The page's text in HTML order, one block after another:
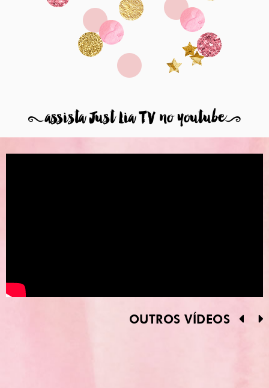
8assista Just Lia TV no youtube9
OUTROS VÍDEOS